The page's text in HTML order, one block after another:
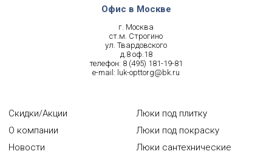
Офис в Москве
г. Москва
ст.м. Строгино
ул. Твардовского
д.8 оф.18
телефон: 8 (495) 181-19-81
e-mail: luk-opttorg@bk.ru
Скидки/Акции
О компании
Новости
Люки под плитку
Люки под покраску
Люки сантехнические